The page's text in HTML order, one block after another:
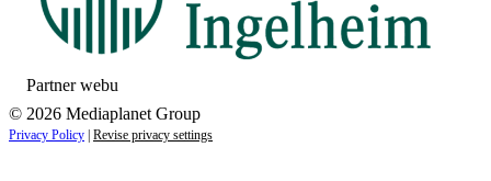
Partner webu
© 2026 Mediaplanet Group
Privacy Policy Revise privacy settings